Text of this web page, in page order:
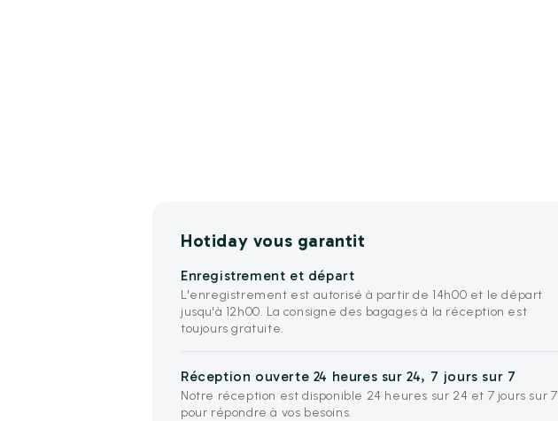
Hotiday vous garantit
Enregistrement et départ
L'enregistrement est autorisé à partir de 14h00 et le départ
jusqu'à 12h00. La consigne des bagages à la réception est
toujours gratuite.
Réception ouverte 24 heures sur 24, 7 jours sur 7
Notre réception est disponible 24 heures sur 24 et 7 jours sur 7
pour répondre à vos besoins.